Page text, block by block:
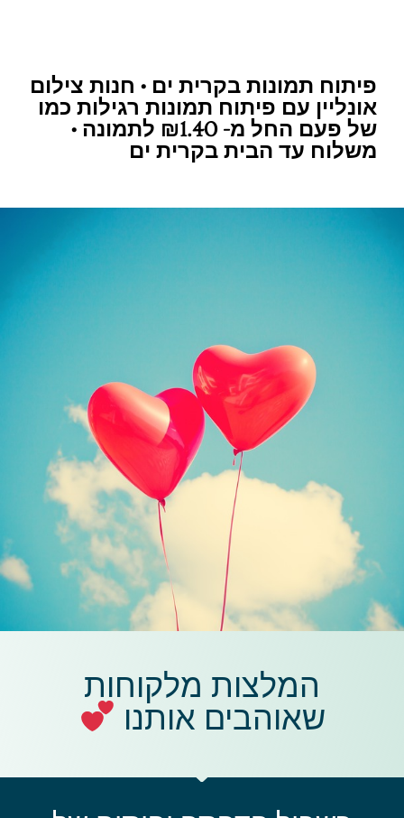
פיתוח תמונות בקרית ים • חנות צילום
אונליין עם פיתוח תמונות רגילות כמו
של פעם החל מ- ₪1.40 לתמונה •
משלוח עד הבית בקרית ים
המלצות מלקוחות
שאוהבים אותנו